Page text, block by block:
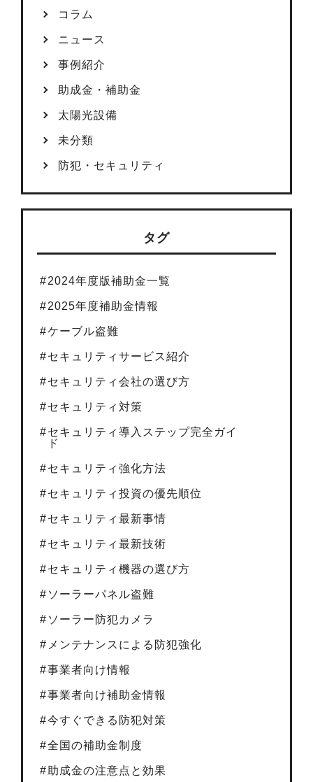
コラム
ニュース
事例紹介
助成金・補助金
太陽光設備
未分類
防犯・セキュリティ
タグ
2024年度版補助金一覧
2025年度補助金情報
ケーブル盗難
セキュリティサービス紹介
セキュリティ会社の選び方
セキュリティ対策
セキュリティ導入ステップ完全ガイ
ド
セキュリティ強化方法
セキュリティ投資の優先順位
セキュリティ最新事情
セキュリティ最新技術
セキュリティ機器の選び方
ソーラーパネル盗難
ソーラー防犯カメラ
メンテナンスによる防犯強化
事業者向け情報
事業者向け補助金情報
今すぐできる防犯対策
全国の補助金制度
助成金の注意点と効果